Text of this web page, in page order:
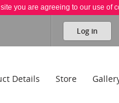
you are agreeing to our use of
Log in
Details Store